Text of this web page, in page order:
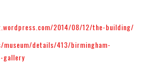
2014/08/12/the-building/
details/413/birmingham-
gallery